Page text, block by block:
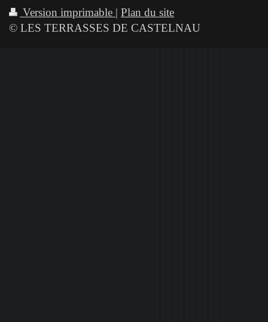
Version imprimable | Plan du site
© LES TERRASSES DE CASTELNAU